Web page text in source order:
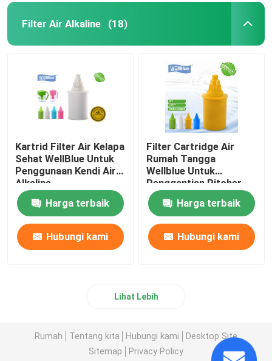
Filter Air Alkaline (18)
Kartrid Filter Air Kelapa
Sehat WellBlue Untuk
Penggunaan Kendi Air
Alkaline
Harga terbaik
Hubungi kami
Filter Cartridge Air
Rumah Tangga
Wellblue Untuk
Penggantian Pitcher
Eco Friendly
Harga terbaik
Hubungi kami
Lihat Lebih
Rumah Tentang kita Hubungi kami
Desktop Site
Sitemap
Privacy Policy